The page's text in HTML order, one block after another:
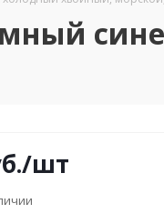
/шт